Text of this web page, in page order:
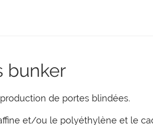
bunker
de portes blindées.
et/ou le polyéthylène et le